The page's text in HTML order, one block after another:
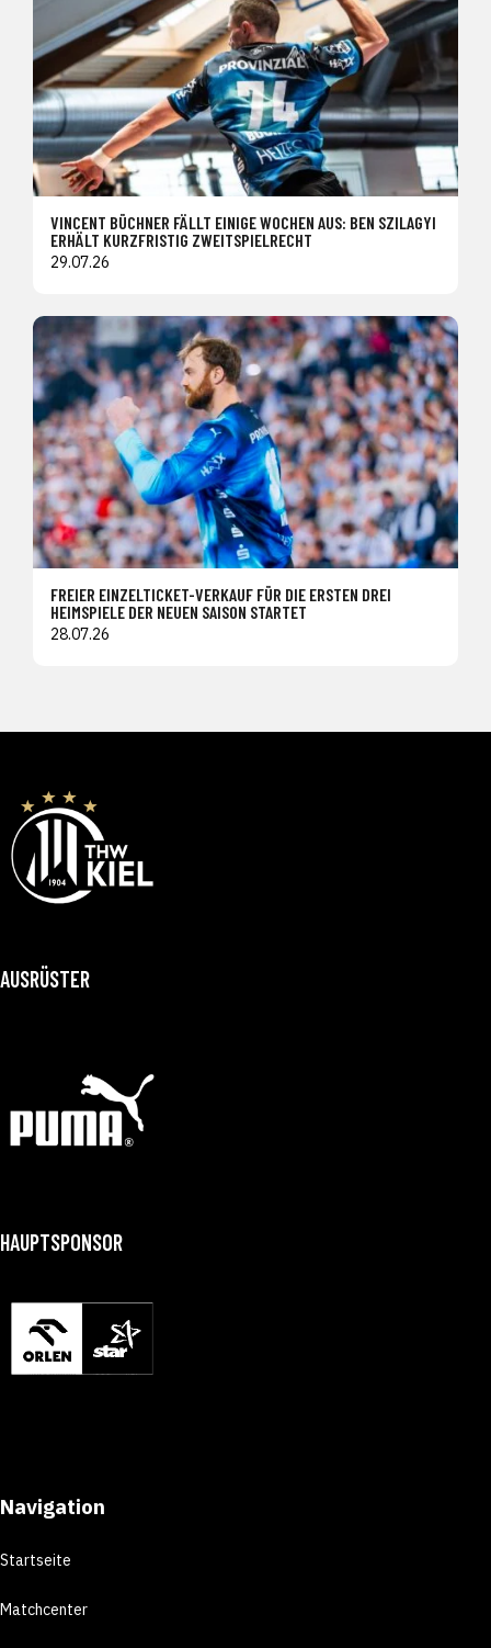
VINCENT BÜCHNER FÄLLT EINIGE WOCHEN AUS: BEN SZILAGYI
ERHÄLT KURZFRISTIG ZWEITSPIELRECHT
29.07.26
FREIER EINZELTICKET-VERKAUF FÜR DIE ERSTEN DREI
HEIMSPIELE DER NEUEN SAISON STARTET
28.07.26
AUSRÜSTER
HAUPTSPONSOR
Navigation
Startseite
Matchcenter